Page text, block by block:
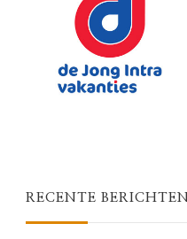
RECENTE BERICHTEN